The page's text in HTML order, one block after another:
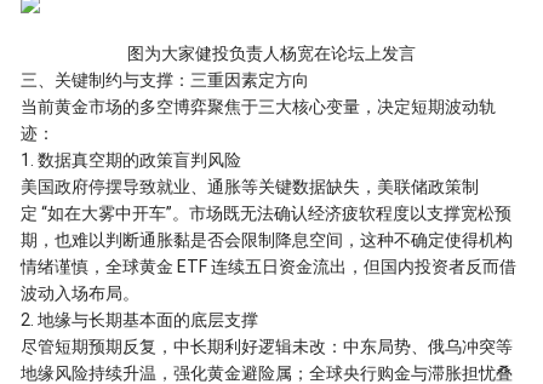
图为大家健投负责人杨宽在论坛上发言
三、关键制约与支撑：三重因素定方向
当前黄金市场的多空博弈聚焦于三大核心变量，决定短期波动轨
迹：
1. 数据真空期的政策盲判风险
美国政府停摆导致就业、通胀等关键数据缺失，美联储政策制
定 “如在大雾中开车”。市场既无法确认经济疲软程度以支撑宽松预
期，也难以判断通胀黏是否会限制降息空间，这种不确定使得机构
情绪谨慎，全球黄金 ETF 连续五日资金流出，但国内投资者反而借
波动入场布局。
2. 地缘与长期基本面的底层支撑
尽管短期预期反复，中长期利好逻辑未改：中东局势、俄乌冲突等
地缘风险持续升温，强化黄金避险属；全球央行购金与滞胀担忧叠